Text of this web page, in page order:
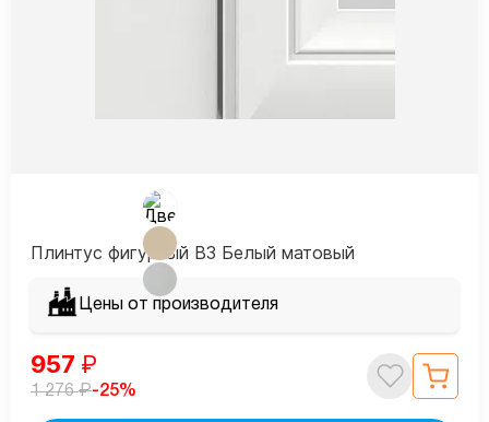
Плинтус фигурный В3 Белый матовый
Цены от производителя
957 ₽
1 276₽-25%